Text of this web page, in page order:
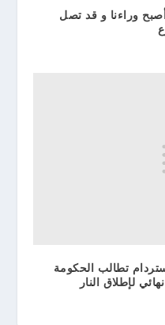
وراءنا و قد تصل
تطالب الحكومة
لإطلاق النار